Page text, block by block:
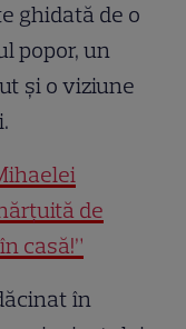
ghidată de o
popor, un
și o viziune
de
casă!”
în